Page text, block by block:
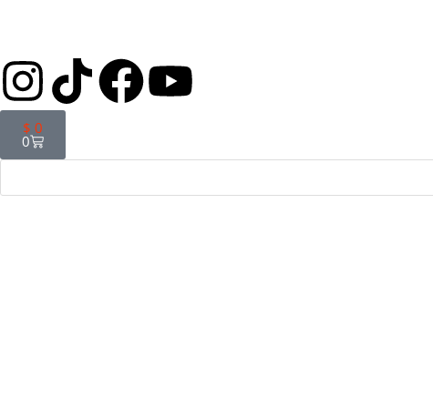
$ 0
0